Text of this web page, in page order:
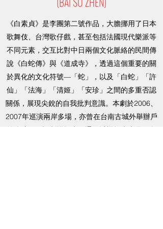
《白素貞》是李團第二號作品，大膽挪用了日本
歌舞伎、台灣歌仔戲，甚至包括法國現代樂派等
不同元素，交互比對中日兩個文化脈絡的民間傳
說《白蛇傳》與《道成寺》，透過這個重要的關
於異化的文化符號—「蛇」，以及「白蛇」「許
仙」「法海」「清姬」「安珍」之間的多重否認
關係，展現尖銳的自我批判意識。本劇於2006、
2007年巡演兩岸多場，亦曾在台南古城外舉辦戶
外公演，不設劇場燈光，通篇以蠟燭光火展開白